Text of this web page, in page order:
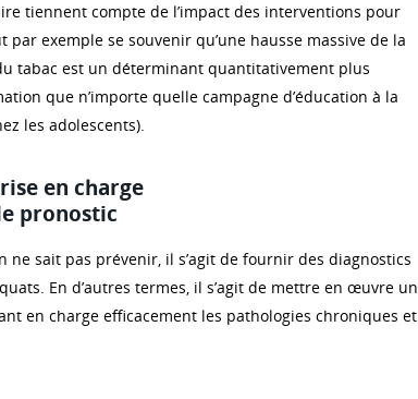
tiennent compte de l’impact des interventions pour
exemple se souvenir qu’une hausse massive de la
tabac est un déterminant quantitativement plus
que n’importe quelle campagne d’éducation à la
les adolescents).
en charge
pronostic
ne sait pas prévenir, il s’agit de fournir des diagnostics
En d’autres termes, il s’agit de mettre en œuvre un
en charge efficacement les pathologies chroniques et